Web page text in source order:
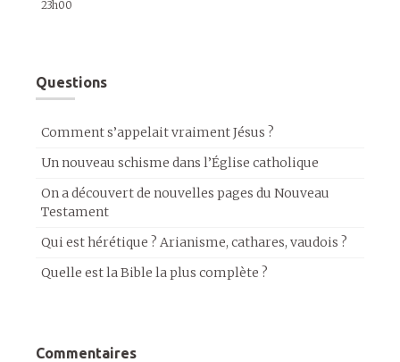
23h00
Questions
Comment s’appelait vraiment Jésus ?
Un nouveau schisme dans l’Église catholique
On a découvert de nouvelles pages du Nouveau
Testament
Qui est hérétique ? Arianisme, cathares, vaudois ?
Quelle est la Bible la plus complète ?
Commentaires